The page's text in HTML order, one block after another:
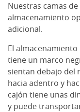
Nuestras camas
almacenamiento
adicional.
El
tiene un marco
sientan debajo del
hacia adentro y
cajón tiene unas
y puede